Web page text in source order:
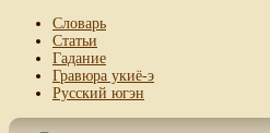
Словарь
Статьи
Гадание
Гравюра укиё-э
Русский югэн